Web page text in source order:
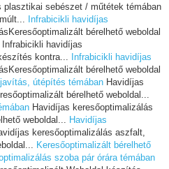
plasztikai sebészet / műtétek témában
Infrabicikli havidíjas
bérelhető weboldal
Infrabicikli havidíjas
kontra...
Infrabicikli havidíjas
bérelhető weboldal
útépítés témában Havidíjas
bérelhető weboldal...
Havidíjas keresőoptimalizálás
weboldal... Havidíjas
keresőoptimalizálás aszfalt,
Keresőoptimalizált bérelhető
szoba pár órára témában